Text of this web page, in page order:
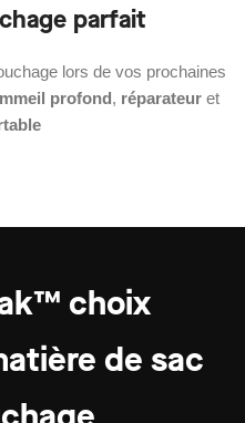
parfait
lors de vos prochaines
profond, réparateuret
choix
de sac